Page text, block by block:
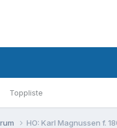
Toppliste
HO: Karl Magnussen f.